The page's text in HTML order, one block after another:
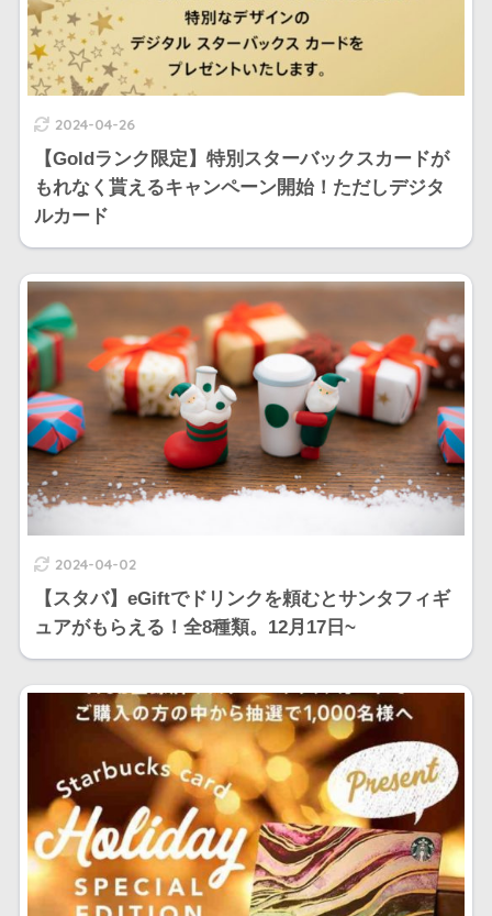
2024-04-26
【Goldランク限定】特別スターバックスカードが
もれなく貰えるキャンペーン開始！ただしデジタ
ルカード
2024-04-02
【スタバ】eGiftでドリンクを頼むとサンタフィギ
ュアがもらえる！全8種類。12月17日~